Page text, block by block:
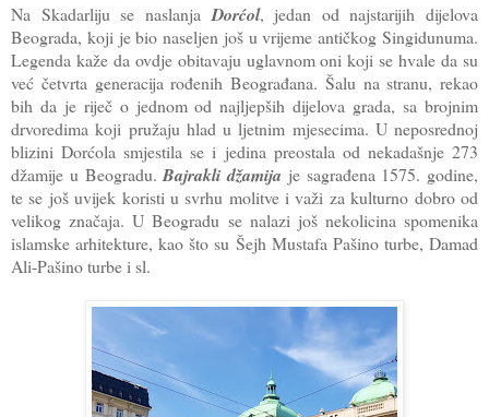
Na Skadarliju se naslanja Dorćol, jedan od najstarijih dijelova
Beograda, koji je bio naseljen još u vrijeme antičkog Singidunuma.
Legenda kaže da ovdje obitavaju uglavnom oni koji se hvale da su
već četvrta generacija rođenih Beograđana. Šalu na stranu, rekao
bih da je riječ o jednom od najljepših dijelova grada, sa brojnim
drvoredima koji pružaju hlad u ljetnim mjesecima. U neposrednoj
blizini Dorćola smjestila se i jedina preostala od nekadašnje 273
džamije u Beogradu.Bajrakli džamija je sagrađena 1575. godine,
te se još uvijek koristi u svrhu molitve i važi za kulturno dobro od
velikog značaja. U Beogradu se nalazi još nekolicina spomenika
islamske arhitekture, kao što su Šejh Mustafa Pašino turbe, Damad
Ali-Pašino turbe i sl.